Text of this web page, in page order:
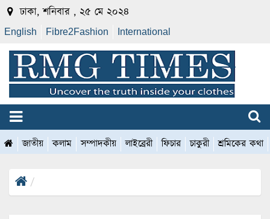
ঢাকা, শনিবার , ২৫ মে ২০২৪
English Fibre2Fashion International
জাতীয় কলাম সম্পাদকীয় লাইব্রেরী ফিচার চাকুরী শ্রমিকের কথা